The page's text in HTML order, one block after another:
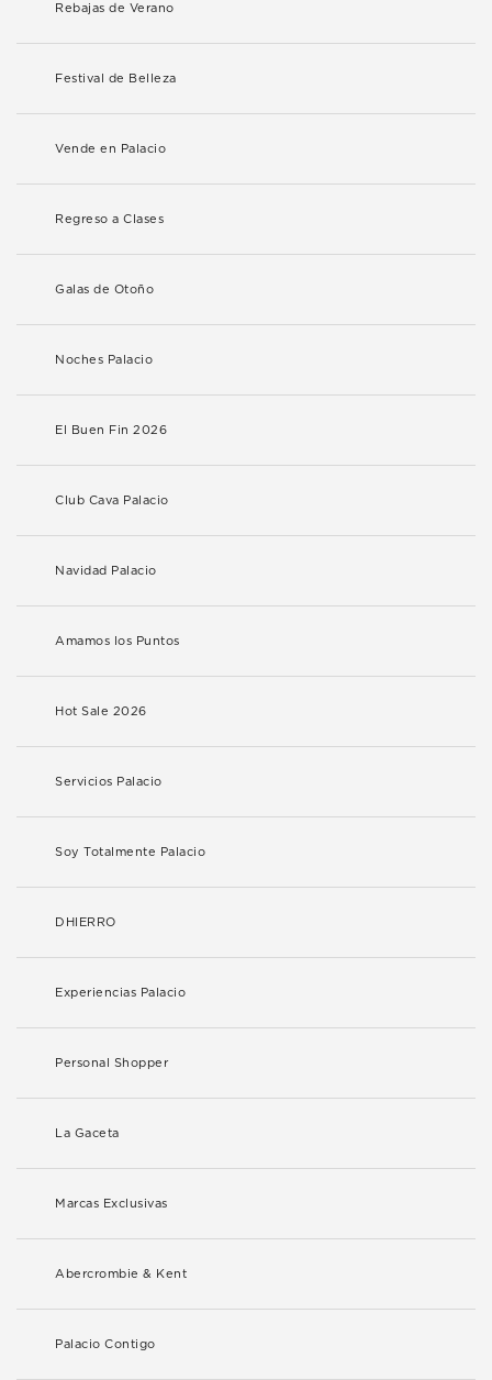
Rebajas de Verano
Festival de Belleza
Vende en Palacio
Regreso a Clases
Galas de Otoño
Noches Palacio
El Buen Fin 2026
Club Cava Palacio
Navidad Palacio
Amamos los Puntos
Hot Sale 2026
Servicios Palacio
Soy Totalmente Palacio
DHIERRO
Experiencias Palacio
Personal Shopper
La Gaceta
Marcas Exclusivas
Abercrombie & Kent
Palacio Contigo